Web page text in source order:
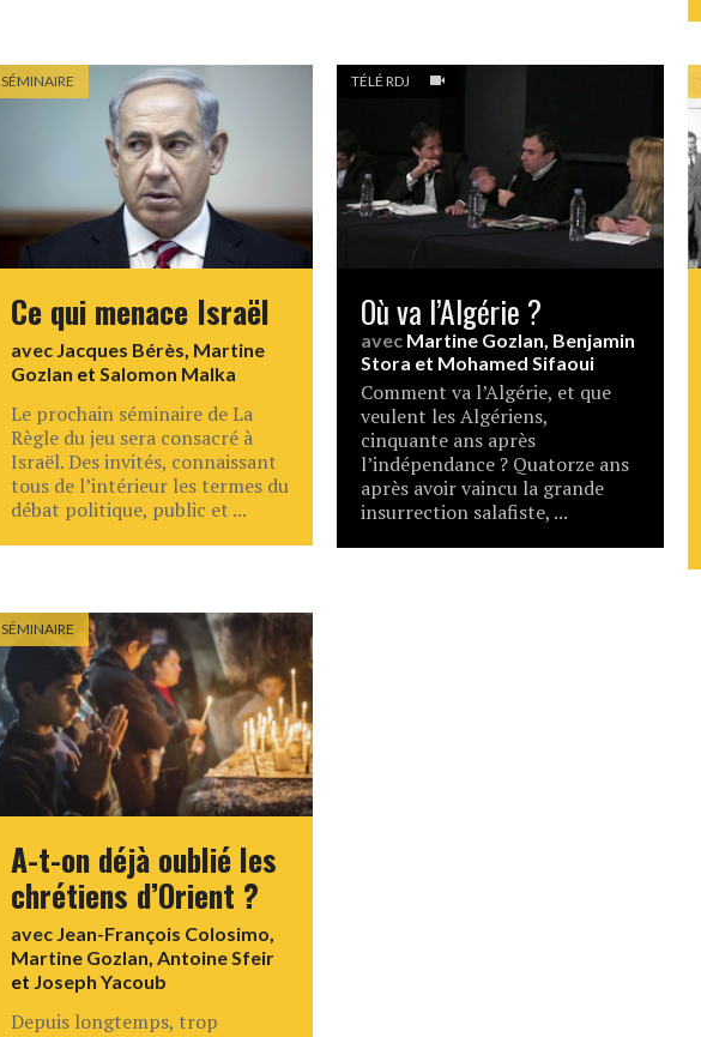
SÉMINAIRE
Ce qui menace Israël
avec Jacques Bérès, Martine
Gozlan et Salomon Malka
Le prochain séminaire de La
Règle du jeu sera consacré à
Israël. Des invités, connaissant
tous de l’intérieur les termes du
débat politique, public et ...
TÉLÉ RDJ
Où va l’Algérie ?
avec Martine Gozlan, Benjamin
Stora et Mohamed Sifaoui
Comment va l’Algérie, et que
veulent les Algériens,
cinquante ans après
l’indépendance ? Quatorze ans
après avoir vaincu la grande
insurrection salafiste, ...
SÉMINAIRE
A-t-on déjà oublié les
chrétiens d’Orient ?
avec Jean-François Colosimo,
Martine Gozlan, Antoine Sfeir
et Joseph Yacoub
Depuis longtemps, trop